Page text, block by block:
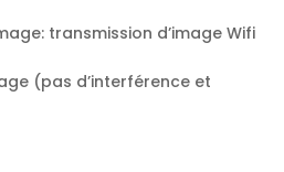
transmission d’image Wifi
(pas d’interférence et